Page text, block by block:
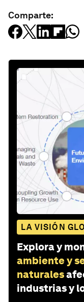
Comparte:
LA VISIÓN
Explora y
ambiente y
naturales
industrias y